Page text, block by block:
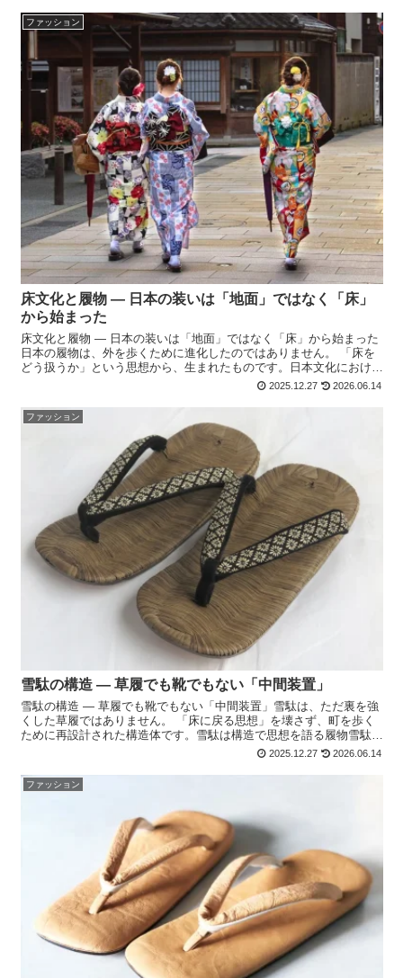
ファッション
床文化と履物 ― 日本の装いは「地面」ではなく「床」
から始まった
床文化と履物 ― 日本の装いは「地面」ではなく「床」から始まった
日本の履物は、外を歩くために進化したのではありません。 「床を
どう扱うか」という思想から、生まれたものです。日本文化における
「床」とは何か日本における床とは、 単なる建築部材で...
2025.12.27 2026.06.14
ファッション
雪駄の構造 ― 草履でも靴でもない「中間装置」
雪駄の構造 ― 草履でも靴でもない「中間装置」雪駄は、ただ裏を強
くした草履ではありません。 「床に戻る思想」を壊さず、町を歩く
ために再設計された構造体です。雪駄は構造で思想を語る履物雪駄の
価値は、・ 意匠・ 風情ではなく、 構造そのものにあ...
2025.12.27 2026.06.14
ファッション